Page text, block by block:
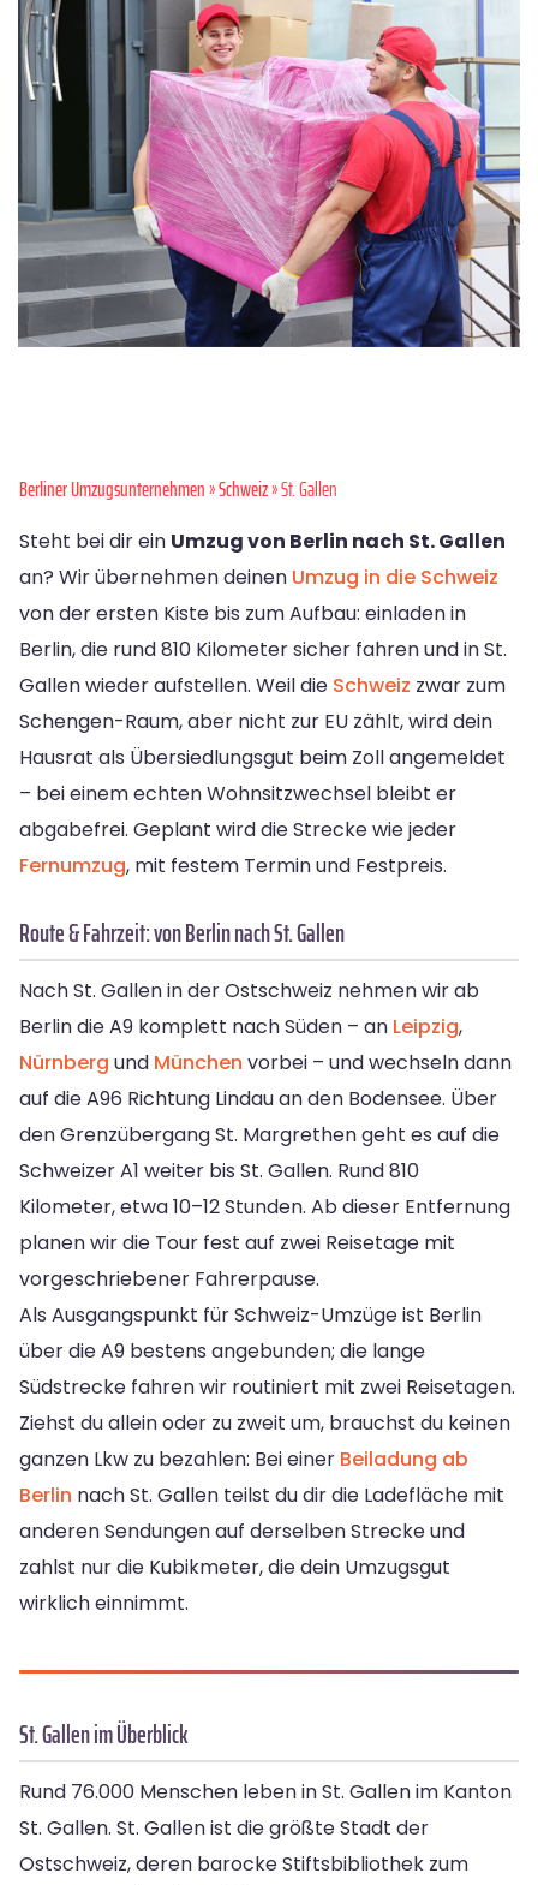
Berliner Umzugsunternehmen»Schweiz» St. Gallen
Steht bei dir ein Umzug von Berlin nach St. Gallen
an? Wir übernehmen deinen Umzug in die Schweiz
von der ersten Kiste bis zum Aufbau: einladen in
Berlin, die rund 810 Kilometer sicher fahren und in St.
Gallen wieder aufstellen. Weil die Schweiz zwar zum
Schengen-Raum, aber nicht zur EU zählt, wird dein
Hausrat als Übersiedlungsgut beim Zoll angemeldet
– bei einem echten Wohnsitzwechsel bleibt er
abgabefrei. Geplant wird die Strecke wie jeder
Fernumzug, mit festem Termin und Festpreis.
Route & Fahrzeit: von Berlin nach St. Gallen
Nach St. Gallen in der Ostschweiz nehmen wir ab
Berlin die A9 komplett nach Süden – an Leipzig,
Nürnberg und München vorbei – und wechseln dann
auf die A96 Richtung Lindau an den Bodensee. Über
den Grenzübergang St. Margrethen geht es auf die
Schweizer A1 weiter bis St. Gallen. Rund 810
Kilometer, etwa 10–12 Stunden. Ab dieser Entfernung
planen wir die Tour fest auf zwei Reisetage mit
vorgeschriebener Fahrerpause.
Als Ausgangspunkt für Schweiz-Umzüge ist Berlin
über die A9 bestens angebunden; die lange
Südstrecke fahren wir routiniert mit zwei Reisetagen.
Ziehst du allein oder zu zweit um, brauchst du keinen
ganzen Lkw zu bezahlen: Bei einer Beiladung ab
Berlin nach St. Gallen teilst du dir die Ladefläche mit
anderen Sendungen auf derselben Strecke und
zahlst nur die Kubikmeter, die dein Umzugsgut
wirklich einnimmt.
St. Gallen im Überblick
Rund 76.000 Menschen leben in St. Gallen im Kanton
St. Gallen. St. Gallen ist die größte Stadt der
Ostschweiz, deren barocke Stiftsbibliothek zum